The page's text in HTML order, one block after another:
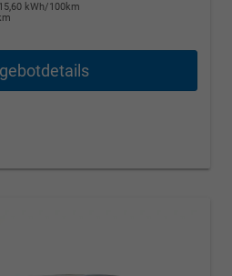
15,60 kWh/100km